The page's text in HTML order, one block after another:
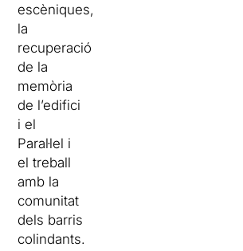
escèniques,
la
recuperació
de la
memòria
de l’edifici
i el
Paral·lel i
el treball
amb la
comunitat
dels barris
colindants.